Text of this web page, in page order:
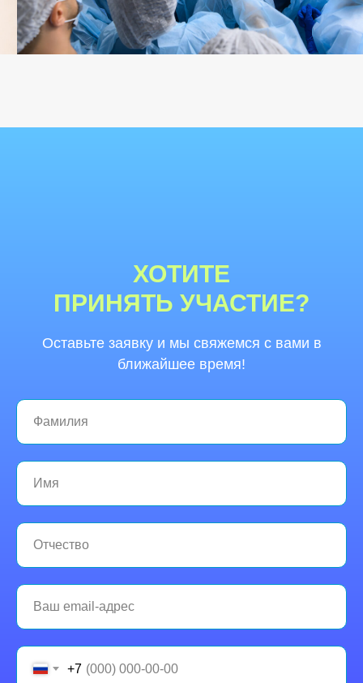
ХОТИТЕ
ПРИНЯТЬ УЧАСТИЕ?
Оставьте заявку и мы свяжемся с вами в
ближайшее время!
+7